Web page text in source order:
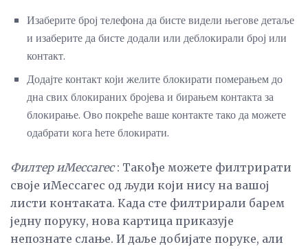
Изаберите број телефона да бисте видели његове детаље
и изаберите да бисте додали или деблокирали број или
контакт.
Додајте контакт који желите блокирати померањем до
дна свих блокираних бројева и бирањем контакта за
блокирање. Ово покреће ваше контакте тако да можете
одабрати кога ћете блокирати.
Филтер иМессагес: Такође можете филтрирати
своје иМессагес од људи који нису на вашој
листи контаката. Када сте филтрирали барем
једну поруку, нова картица приказује
непознате слање. И даље добијате поруке, али